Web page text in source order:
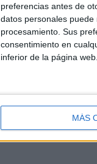
preferencias antes de
datos personales
procesamiento. Sus
consentimiento en
inferior de la página web.
MÁS